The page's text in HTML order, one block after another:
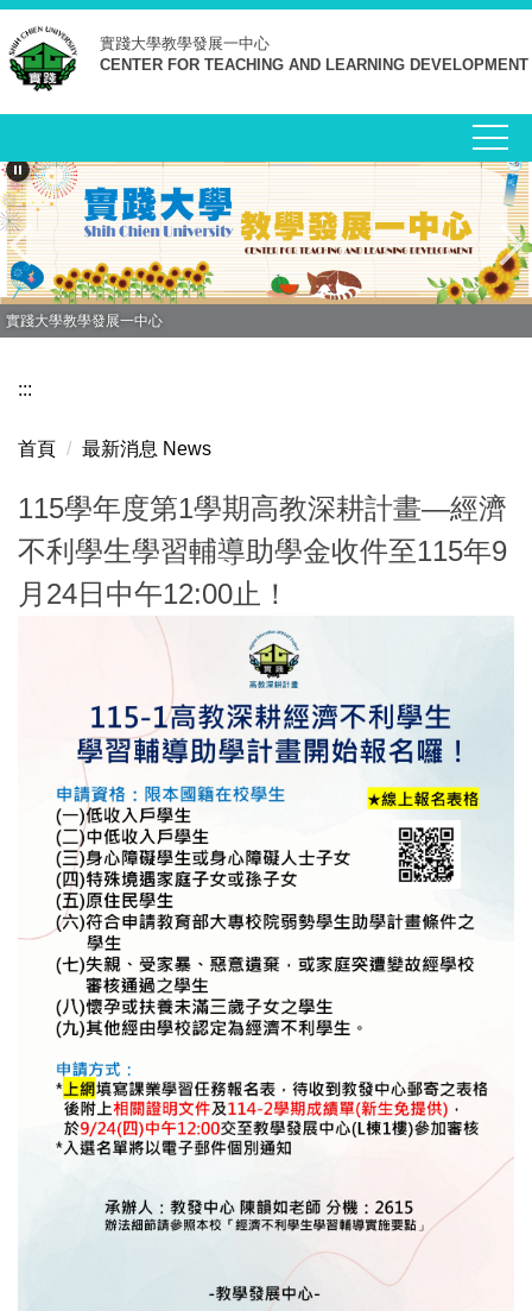
跳
到
主
要
容
區
實踐大學教學發展一中心
CENTER FOR TEACHING AND LEARNING DEVELOPMENT
實踐大學教學發展一中心
:::
首頁 最新消息 News
115學年度第1學期高教深耕計畫—經濟
不利學生學習輔導助學金收件至115年9
月24日中午12:00止！